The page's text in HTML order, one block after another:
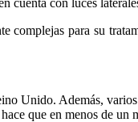
con luces
complejas para su
Unido. Además,
que en menos de un